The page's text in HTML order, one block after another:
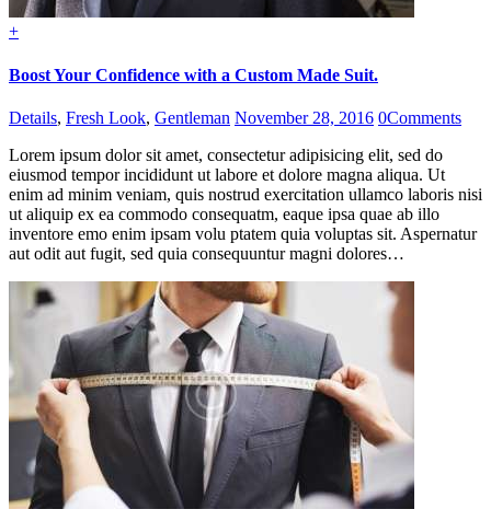
+
Boost Your Confidence with a Custom Made Suit.
Details, Fresh Look, Gentleman November 28, 2016 0Comments
Lorem ipsum dolor sit amet, consectetur adipisicing elit, sed do
eiusmod tempor incididunt ut labore et dolore magna aliqua. Ut
enim ad minim veniam, quis nostrud exercitation ullamco laboris nisi
ut aliquip ex ea commodo consequatm, eaque ipsa quae ab illo
inventore emo enim ipsam volu ptatem quia voluptas sit. Aspernatur
aut odit aut fugit, sed quia consequuntur magni dolores…